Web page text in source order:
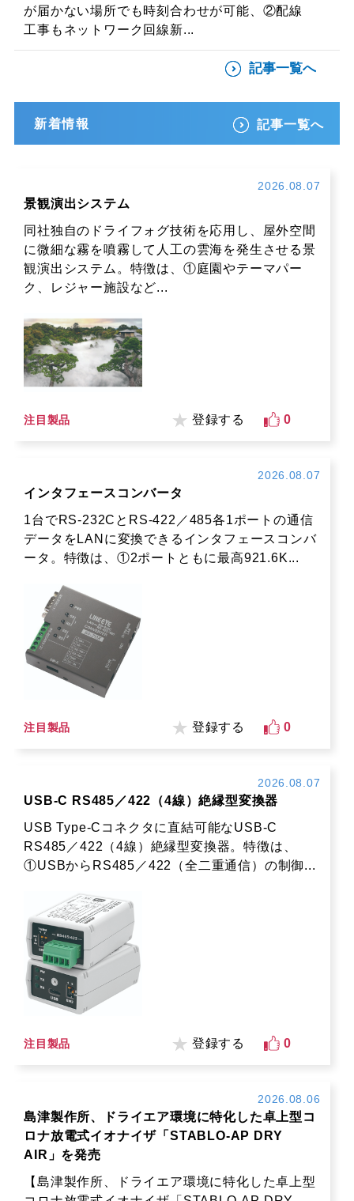
が届かない場所でも時刻合わせが可能、②配線
工事もネットワーク回線新...
記事一覧へ
新着情報 記事一覧へ
2026.08.07
景観演出システム
同社独自のドライフォグ技術を応用し、屋外空間
に微細な霧を噴霧して人工の雲海を発生させる景
観演出システム。特徴は、①庭園やテーマパー
ク、レジャー施設など...
注目製品 登録する 0
2026.08.07
インタフェースコンバータ
1台でRS-232CとRS-422／485各1ポートの通信
データをLANに変換できるインタフェースコンバ
ータ。特徴は、①2ポートともに最高921.6K...
注目製品 登録する 0
2026.08.07
USB-C RS485／422（4線）絶縁型変換器
USB Type-Cコネクタに直結可能なUSB-C
RS485／422（4線）絶縁型変換器。特徴は、
①USBからRS485／422（全二重通信）の制御...
注目製品 登録する 0
2026.08.06
島津製作所、ドライエア環境に特化した卓上型コ
ロナ放電式イオナイザ「STABLO-AP DRY
AIR」を発売
【島津製作所、ドライエア環境に特化した卓上型